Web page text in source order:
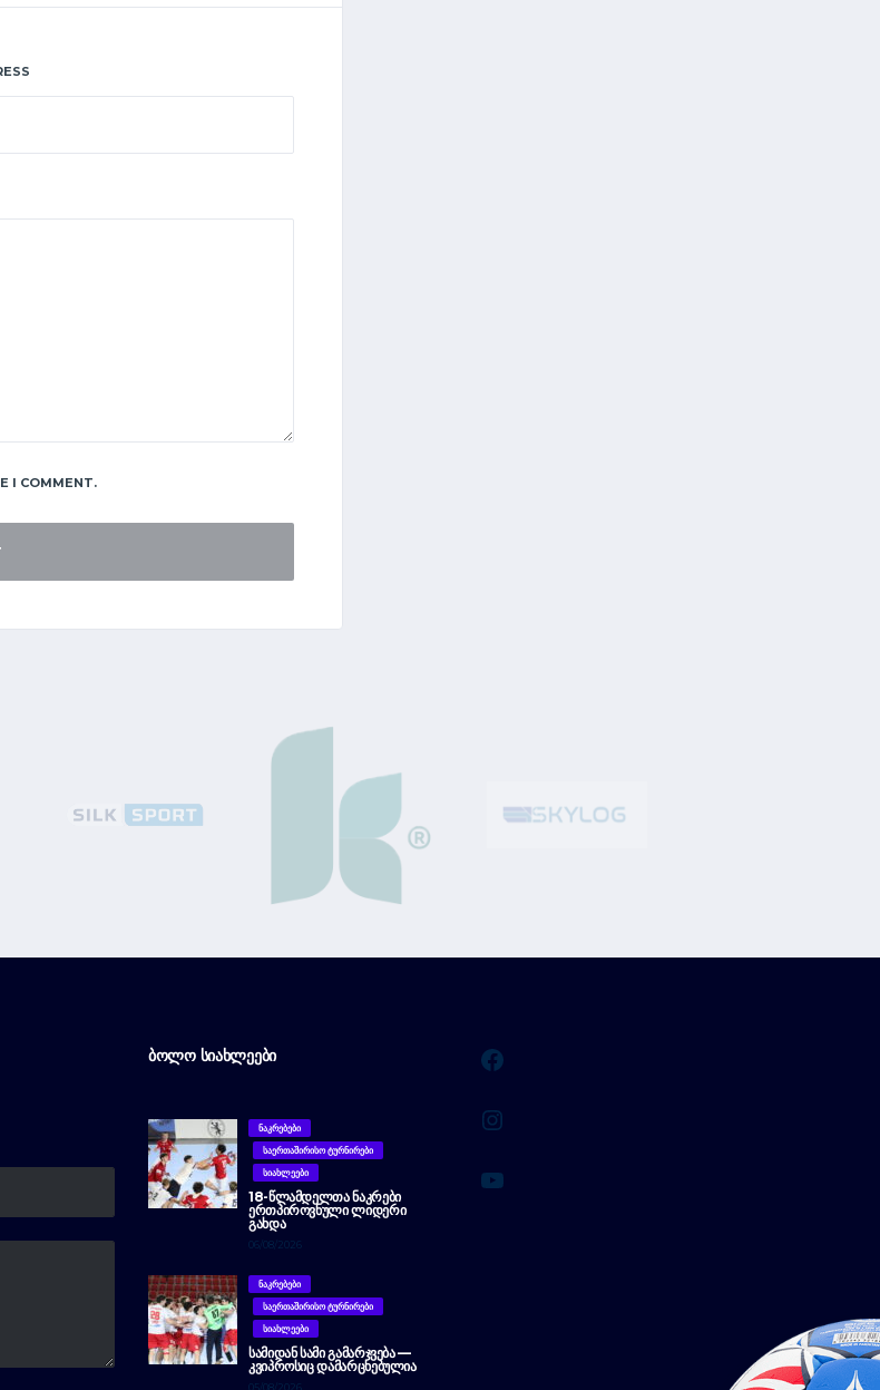
I COMMENT.
ᲑᲝᲚᲝ ᲡᲘᲐᲮᲚᲔᲔᲑᲘ
ᲜᲐᲙᲠᲔᲑᲔᲑᲘ
ᲡᲐᲔᲠᲗᲐᲨᲘᲠᲘᲡᲝ ᲢᲣᲠᲜᲘᲠᲔᲑᲘ
ᲡᲘᲐᲮᲚᲔᲔᲑᲘ
18-ᲬᲚᲐᲛᲓᲔᲚᲗᲐ ᲜᲐᲙᲠᲔᲑᲘ
ᲔᲠᲗᲞᲘᲠᲝᲕᲜᲣᲚᲘ ᲚᲘᲓᲔᲠᲘ
ᲒᲐᲮᲓᲐ
06/08/2026
ᲜᲐᲙᲠᲔᲑᲔᲑᲘ
ᲡᲐᲔᲠᲗᲐᲨᲘᲠᲘᲡᲝ ᲢᲣᲠᲜᲘᲠᲔᲑᲘ
ᲡᲘᲐᲮᲚᲔᲔᲑᲘ
ᲡᲐᲛᲘᲓᲐᲜ ᲡᲐᲛᲘ ᲒᲐᲛᲐᲠᲯᲕᲔᲑᲐ —
ᲙᲕᲘᲞᲠᲝᲡᲘᲪ ᲓᲐᲛᲐᲠᲪᲮᲔᲑᲣᲚᲘᲐ
05/08/2026
Facebook
Instagram
YouTube